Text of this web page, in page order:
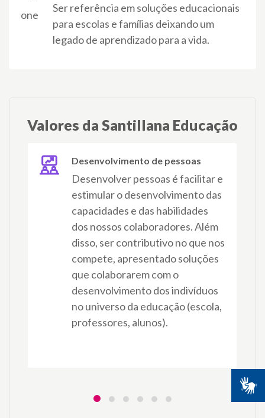
Ser referência em soluções educacionais
para escolas e famílias deixando um
legado de aprendizado para a vida.
Valores da Santillana Educação
Desenvolvimento de pessoas​​
Desenvolver pessoas é facilitar e
estimular o desenvolvimento das
capacidades e das habilidades
dos nossos colaboradores. Além
disso, ser contributivo no que nos
compete, apresentado soluções
que colaborarem com o
desenvolvimento dos indivíduos
no universo da educação (escola,
professores, alunos)​​.